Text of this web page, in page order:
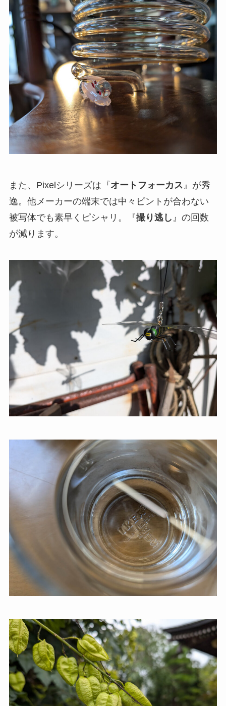
また、Pixelシリーズは『オートフォーカス 』が秀
逸。他メーカーの端末では中々ピントが合わない
被写体でも素早くピシャリ。『撮り逃し 』の回数
が減ります。